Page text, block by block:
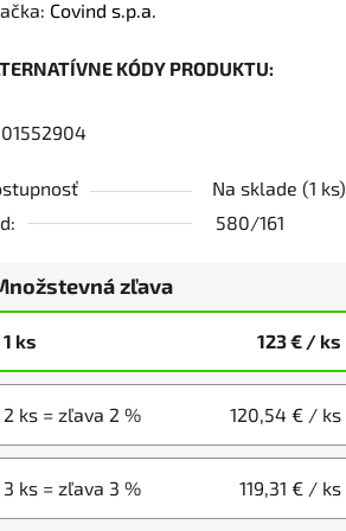
Covind s.p.a.
KÓDY PRODUKTU:
Na sklade (1 ks)
580/161
zľava
1 ks 123 € / ks
2 ks = zľava 2 % 120,54 € / ks
3 ks = zľava 3 % 119,31 € / ks